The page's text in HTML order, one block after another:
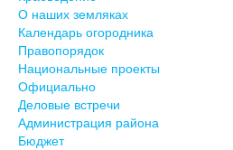
О наших земляках
Календарь огородника
Правопорядок
Национальные проекты
Официально
Деловые встречи
Администрация района
Бюджет